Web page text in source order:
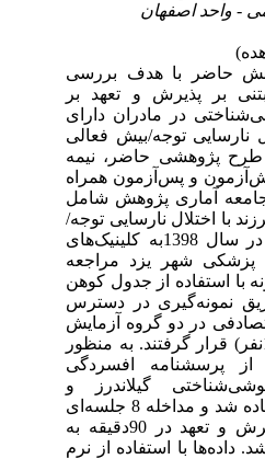
- واحد اصفهان
حاضر با هدف بررسی
بر پذیرش‌ و‌ تعهد بر
در مادران دارای
نارسایی توجه/بیش فعالی
پژوهشی حاضر، نیمه
و پس‌آزمون همراه
آماری پژوهش شامل
با اختلال نارسایی توجه/
بیش فعالی بود که در سال 1398به کلینیک‌های
شهر یزد مراجعه
با استفاده از جدول کوهن
نمونه‌گیری در ‌دسترس
در دو گروه آزمایش
گروه 15نفر) قرار گرفتند. به منظور
پرسشنامه افسردگی
گیلاندرز و
همکاران(2014) استفاده شد و مداخله 8 جلسه‌ای
درمان مبتنی بر پذیرش ‌و ‌تعهد در 90دقیقه به
داده‌ها با استفاده از نرم